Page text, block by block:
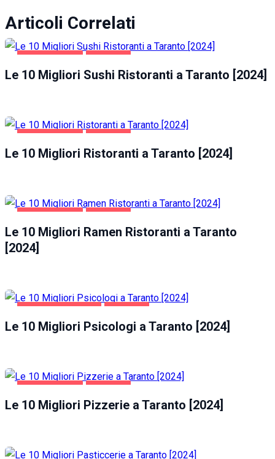
Articoli Correlati
Le 10 Migliori Sushi Ristoranti a Taranto [2024]
Le 10 Migliori Ristoranti a Taranto [2024]
Le 10 Migliori Ramen Ristoranti a Taranto
[2024]
Le 10 Migliori Psicologi a Taranto [2024]
Le 10 Migliori Pizzerie a Taranto [2024]